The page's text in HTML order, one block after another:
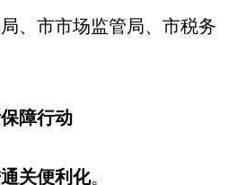
、市市场监管局、市税务
障行动
关便利化。